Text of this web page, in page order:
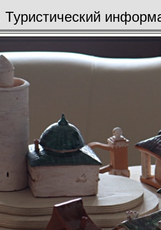
Туристический